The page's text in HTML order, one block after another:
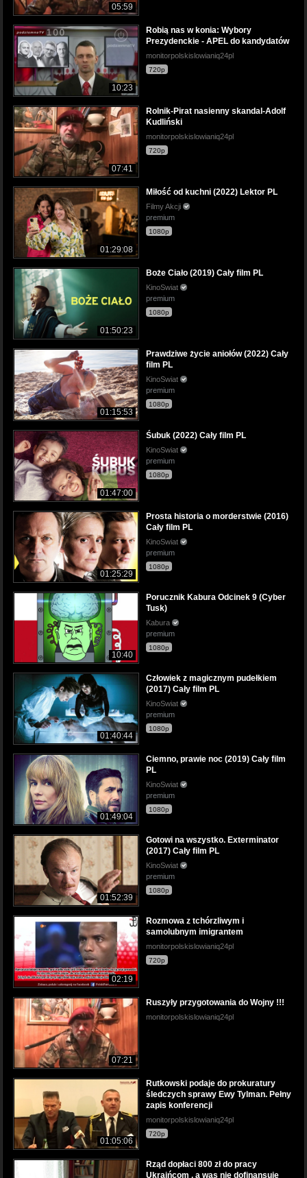
05:59
10:23
Robią nas w konia: Wybory
Prezydenckie - APEL do kandydatów
monitorpolskislowianiq24pl
720p
07:41
Rolnik-Pirat nasienny skandal-Adolf
Kudliński
monitorpolskislowianiq24pl
720p
01:29:08
Miłość od kuchni (2022) Lektor PL
Filmy Akcji
premium
1080p
01:50:23
Boże Ciało (2019) Cały film PL
KinoSwiat
premium
1080p
01:15:53
Prawdziwe życie aniołów (2022) Cały
film PL
KinoSwiat
premium
1080p
01:47:00
Śubuk (2022) Cały film PL
KinoSwiat
premium
1080p
01:25:29
Prosta historia o morderstwie (2016)
Cały film PL
KinoSwiat
premium
1080p
10:40
Porucznik Kabura Odcinek 9 (Cyber
Tusk)
Kabura
premium
1080p
01:40:44
Człowiek z magicznym pudełkiem
(2017) Cały film PL
KinoSwiat
premium
1080p
01:49:04
Ciemno, prawie noc (2019) Cały film
PL
KinoSwiat
premium
1080p
01:52:39
Gotowi na wszystko. Exterminator
(2017) Cały film PL
KinoSwiat
premium
1080p
02:19
Rozmowa z tchórzliwym i
samolubnym imigrantem
monitorpolskislowianiq24pl
720p
07:21
Ruszyły przygotowania do Wojny !!!
monitorpolskislowianiq24pl
01:05:06
Rutkowski podaje do prokuratury
śledczych sprawy Ewy Tylman. Pełny
zapis konferencji
monitorpolskislowianiq24pl
720p
Rząd dopłaci 800 zł do pracy
Ukraińcom , a was nie dofinansuje